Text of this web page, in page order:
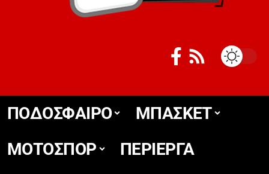
ΠΟΔΟΣΦΑΙΡΟ
ΜΠΑΣΚΕΤ
ΜΟΤΟΣΠΟΡ
ΠΕΡΙΕΡΓΑ